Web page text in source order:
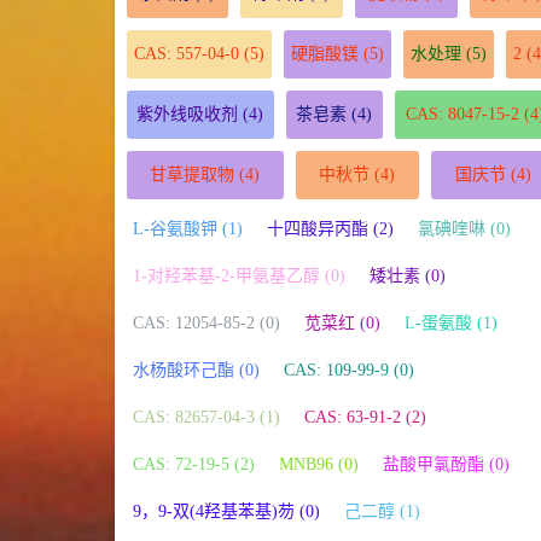
CAS: 557-04-0(5) 硬脂酸镁(5) 水处理 (5) 2
紫外线吸收剂 (4) 茶皂素 (4) CAS: 8047-15-2
甘草提取物 (4) 中秋节 (4) 国庆节(4)
L-谷氨酸钾 (1) 十四酸异丙酯 (2) 氯碘喹啉 (0)
1-对羟苯基-2-甲氨基乙醇 (0) 矮壮素 (0)
CAS: 12054-85-2 (0) 苋菜红 (0) L-蛋氨酸 (1)
水杨酸环己酯 (0) CAS: 109-99-9 (0)
CAS: 82657-04-3 (1) CAS: 63-91-2 (2)
CAS: 72-19-5 (2) MNB96 (0) 盐酸甲氯酚酯 (0)
9，9-双(4羟基苯基)芴 (0) 己二醇 (1)